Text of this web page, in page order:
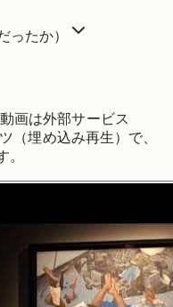
ったか）
画は外部サービス
（埋め込み再生）で、
。